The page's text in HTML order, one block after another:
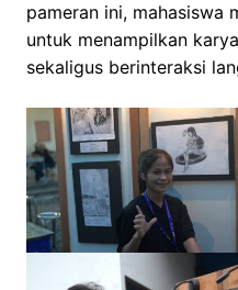
pameran ini, mahasiswa
untuk menampilkan
sekaligus berinteraksi